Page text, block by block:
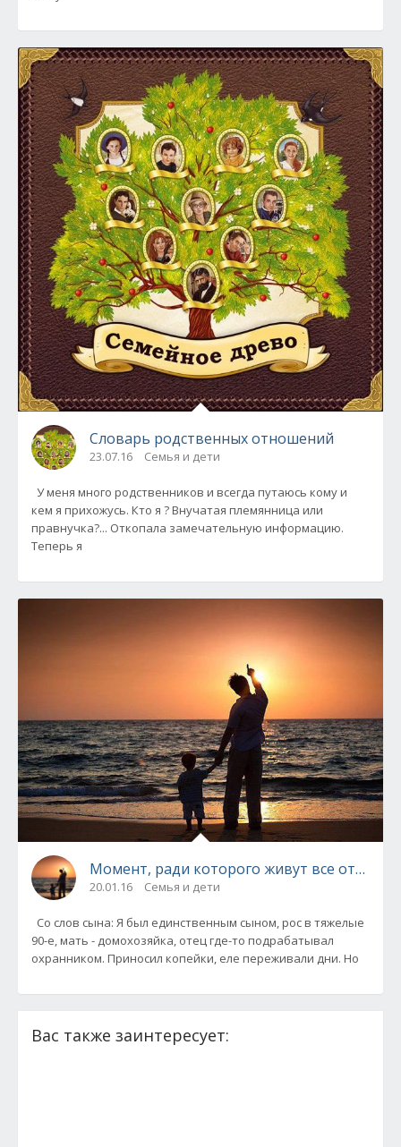
Словарь родственных отношений
23.07.16 Семья и дети
У меня много родственников и всегда путаюсь кому и
кем я прихожусь. Кто я ? Внучатая племянница или
правнучка?... Откопала замечательную информацию.
Теперь я
Момент, ради которого живут все отцы на
20.01.16 Семья и дети
Со слов сына: Я был единственным сыном, рос в тяжелые
90-е, мать - домохозяйка, отец где-то подрабатывал
охранником. Приносил копейки, еле переживали дни. Но
Вас также заинтересует: